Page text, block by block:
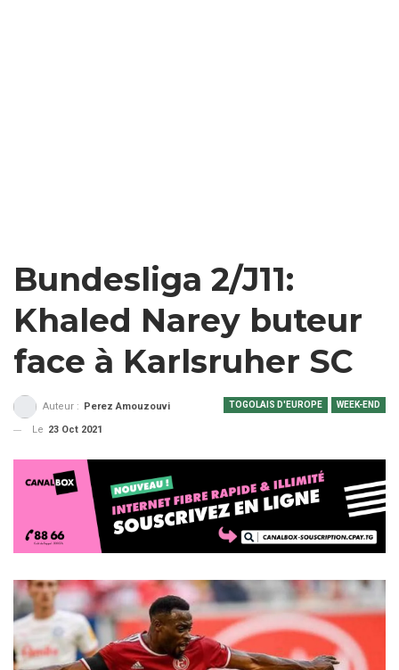
Bundesliga 2/J11:
Khaled Narey buteur
face à Karlsruher SC
TOGOLAIS D'EUROPE WEEK-END
Auteur :
Perez Amouzouvi
Le 23 Oct 2021